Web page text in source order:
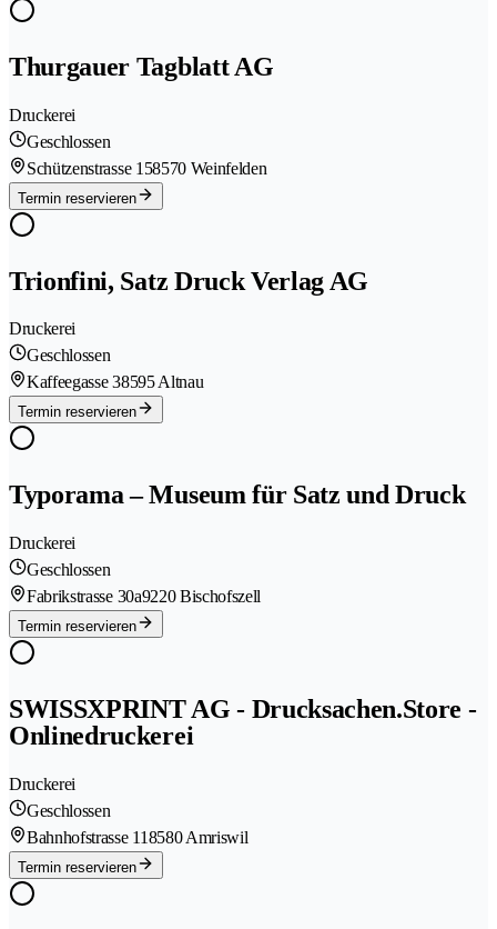
Thurgauer Tagblatt AG
Druckerei
Geschlossen
Schützenstrasse 158570 Weinfelden
Termin reservieren
Trionfini, Satz Druck Verlag AG
Druckerei
Geschlossen
Kaffeegasse 38595 Altnau
Termin reservieren
Typorama – Museum für Satz und Druck
Druckerei
Geschlossen
Fabrikstrasse 30a9220 Bischofszell
Termin reservieren
SWISSXPRINT AG - Drucksachen.Store -
Onlinedruckerei
Druckerei
Geschlossen
Bahnhofstrasse 118580 Amriswil
Termin reservieren